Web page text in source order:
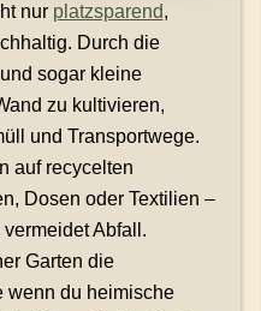
nur platzsparend,
Durch die
sogar kleine
zu kultivieren,
und Transportwege.
auf recycelten
Dosen oder Textilien –
Abfall.
Garten die
wenn du heimische